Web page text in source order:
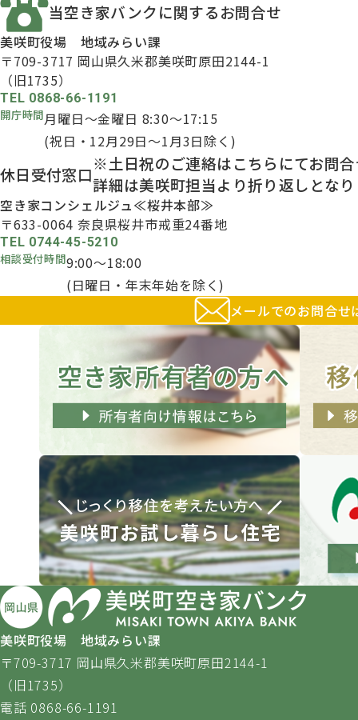
当空き家バンクに関するお問合せ
美咲町役場 地域みらい課
〒709-3717 岡山県久米郡美咲町原田2144-1
（旧1735）
TEL 0868-66-1191
開庁時間月曜日～金曜日 8:30～17:15
(祝日・12月29日～1月3日除く)
休日受付窓口※土日祝のご連絡はこちらにてお問
詳細は美咲町担当より折り返しとな
空き家コンシェルジュ≪桜井本部≫
〒633-0064 奈良県桜井市戒重24番地
TEL 0744-45-5210
相談受付時間9:00～18:00
(日曜日・年末年始を除く)
メールでのお問合せ
美咲町役場 地域みらい課
〒709-3717 岡山県久米郡美咲町原田2144-1
（旧1735）
電話 0868-66-1191